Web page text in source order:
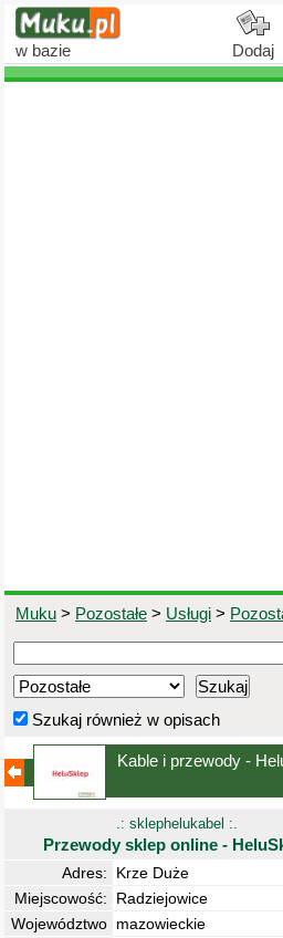
w bazie Dodaj
Muku > Pozostałe > Usługi >
Szukaj również w opisach
Kable i przewody -
.: sklephelukabel :.
Przewody sklep online -
Adres:
Krze Duże
Miejscowość:
Radziejowice
Województwo mazowieckie